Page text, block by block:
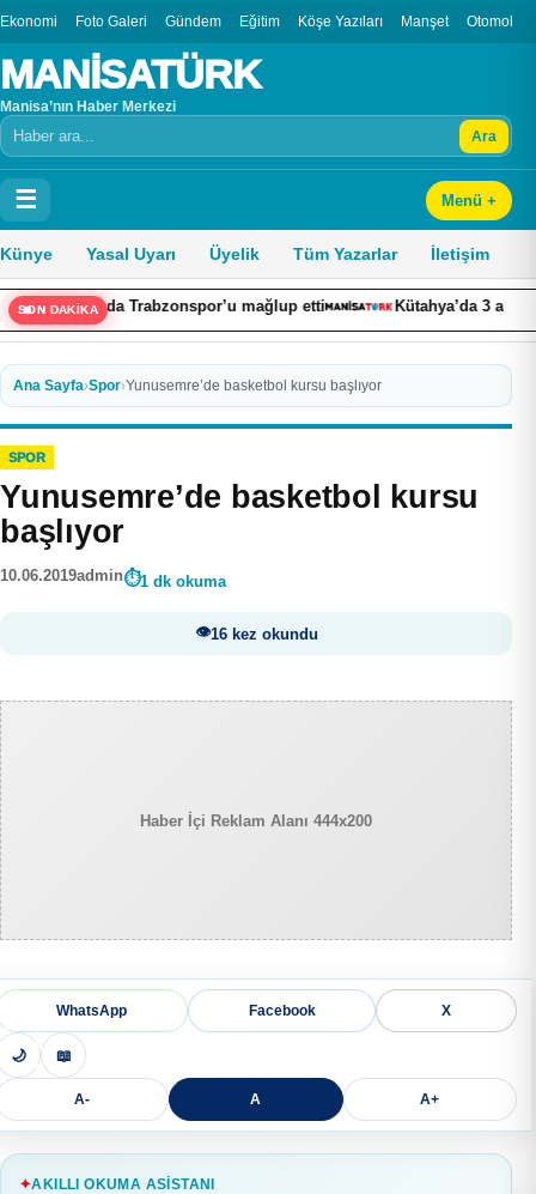
Ekonomi Foto Galeri Gündem Eğitim Köşe Yazıları Manşet Otomobil
MANİSATÜRK
Manisa’nın Haber Merkezi
Arama Ara
☰ Menü +
Künye Yasal Uyarı Üyelik Tüm Yazarlar İletişim
SON DAKİKATrabzonspor’u mağlup etti Kütahya’da 3 araçlı
Ana Sayfa›Spor›Yunusemre’de basketbol kursu başlıyor
SPOR
Yunusemre’de basketbol kursu
başlıyor
10.06.2019admin 1 dk okuma
16 kez okundu
Haber İçi Reklam Alanı 444x200
WhatsApp Facebook X
🌙 📖
A- A A+
AKILLI OKUMA ASISTANI